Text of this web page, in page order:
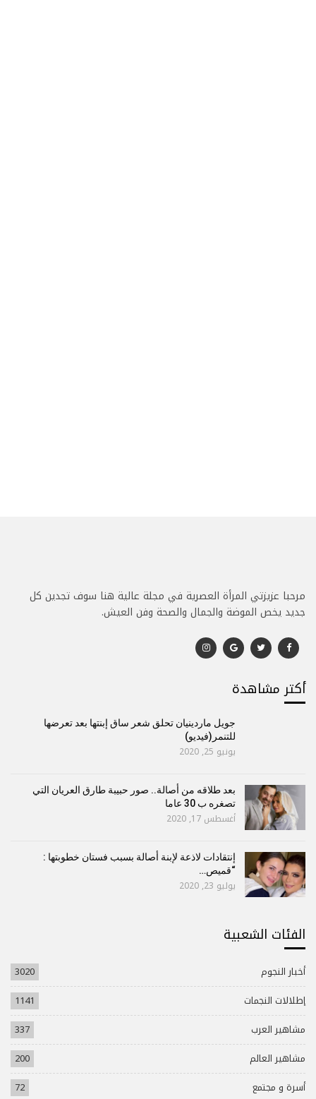
مرحبا عزيزتي المرأة العصرية في مجلة عالية هنا سوف تجدين كل
جديد يخص الموضة والجمال والصحة وفن العيش.
أكتر مشاهدة
جويل ماردينيان تحلق شعر ساق إبنتها بعد تعرضها
للتنمر(فيديو)
يونيو 25, 2020
بعد طلاقه من أصالة.. صور حبيبة طارق العريان التي
تصغره ب 30 عاما
أغسطس 17, 2020
إنتقادات لاذعة لإبنة أصالة بسبب فستان خطوبتها :
“قميص…
يوليو 23, 2020
الفئات الشعبية
أخبار النجوم
3020
إطلالات النجمات
1141
مشاهير العرب
337
مشاهير العالم
200
أسرة و مجتمع
72